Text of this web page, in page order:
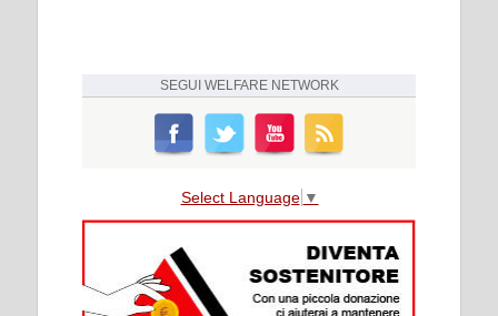
SEGUI WELFARE NETWORK
Select Language ▼